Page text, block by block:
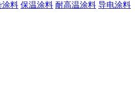
涂料 保温涂料 耐高温涂料 导电涂料